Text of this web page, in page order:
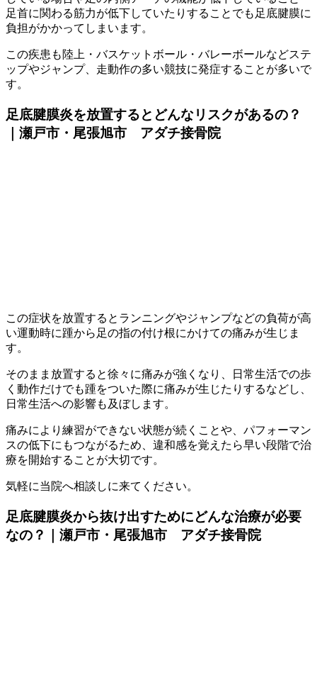
足首に関わる筋力が低下していたりすることでも足底腱膜に
負担がかかってしまいます。
この疾患も陸上・バスケットボール・バレーボールなどステ
ップやジャンプ、走動作の多い競技に発症することが多いで
す。
足底腱膜炎を放置するとどんなリスクがあるの？
｜瀬戸市・尾張旭市 アダチ接骨院
この症状を放置するとランニングやジャンプなどの負荷が高
い運動時に踵から足の指の付け根にかけての痛みが生じま
す。
そのまま放置すると徐々に痛みが強くなり、日常生活での歩
く動作だけでも踵をついた際に痛みが生じたりするなどし、
日常生活への影響も及ぼします。
痛みにより練習ができない状態が続くことや、パフォーマン
スの低下にもつながるため、違和感を覚えたら早い段階で治
療を開始することが大切です。
気軽に当院へ相談しに来てください。
足底腱膜炎から抜け出すためにどんな治療が必要
なの？｜瀬戸市・尾張旭市 アダチ接骨院